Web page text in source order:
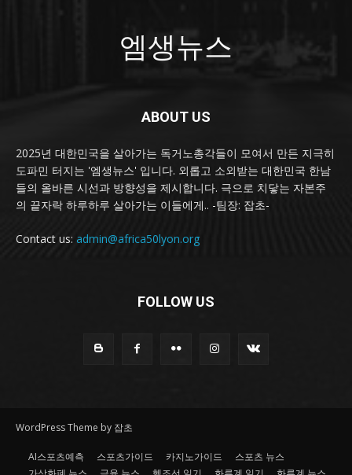
엠생뉴스
ABOUT US
2025년 대한민국을 살아가는 독거노총각들이 모여서 만든 지극히
도파민 터지는 '엠생뉴스' 입니다. 외롭고 소외받는 대한민국 한남
들의 올바른 시선과 방향성을 제시합니다. 극으로 치닿는 자본주
의 끝자락 하루하루 살아가는 이들에게.. -팀장: 잡초-
Contact us: admin@africa50lyon.org
FOLLOW US
WordPress Theme by 잡초
AI스포츠예측 스포츠가이드 카지노가이드
스포츠 뉴스